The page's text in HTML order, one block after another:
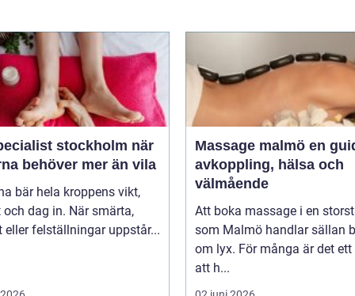
stockholm när
behöver mer än vila
bär hela kroppens vikt,
och dag in. När smärta,
eller felställningar uppstår...
Massage malmö en guide till
avkoppling, hälsa och
välmående
Att boka massage i en
som Malmö handlar sällan
om lyx. För många är det
att h...